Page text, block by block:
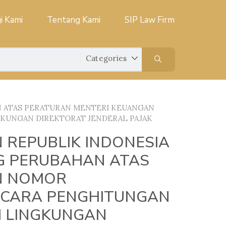
Kami Tentang Kami SIP Law Firm
PERATURAN MENTERI KEUANGAN
DIREKTORAT JENDERAL PAJAK
INDONESIA
PERUBAHAN ATAS
NOMOR
PENGHITUNGAN